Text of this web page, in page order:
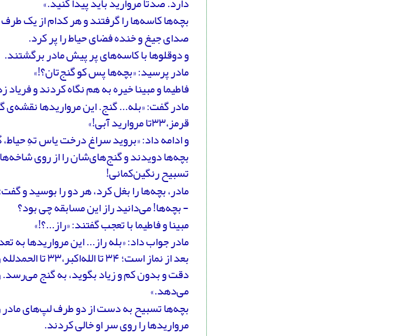
بچه‌ها کاسه‌ها را گرفتند و هر کدام از یک
صدای جیغ و خنده فضای حیاط را پر کرد.
و دوقلوها با کاسه‌های پر پیش مادر برگشتند.
مادر پرسید: «بچه‌ها پس کو گنج‌تان؟!»
فاطیما و مبینا خیره به هم نگاه کردند و
قرمز،۳۳تا مروارید آبی!»
و ادامه داد: «بروید سراغ درخت یاس تهِ
بچه‌ها دویدند و گنج‌ها‌ی‌شان را از روی
تسبیح رنگین‌کمانی!
مادر، بچه‌ها را بغل کرد، هر دو را بوسید و
- بچه‌ها! می‌دانید راز این مسابقه چی بود؟
مبینا و فاطیما با تعجب گفتند: «راز...؟!»
مادر جواب داد: «بله راز... این مرواریدها
دقت و بدون کم و زیاد بگوید، به گنج
می‌دهد.»
بچه‌ها تسبیح به دست از دو طرف لپ‌های مادر
مرواریدها را روی سر او خالی کردند.